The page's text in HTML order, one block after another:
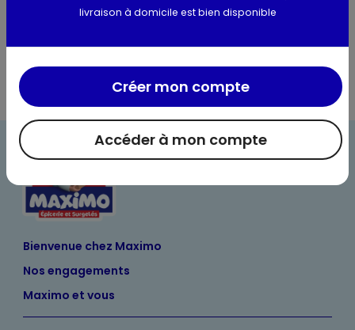
Informations complémentaires
Bienvenue chez Maximo
Nos engagements
Maximo et vous
livraison à domicile est bien disponible
Accéder à mon compte
Créer mon compte